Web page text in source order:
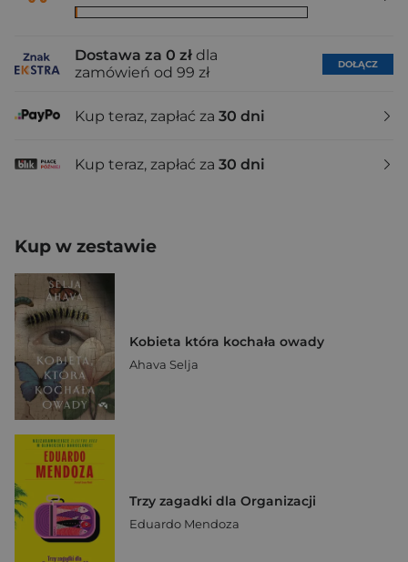
Dostawa za 0 zł dla
zamówień od 99 zł
DOŁĄCZ
Kup teraz, zapłać za 30 dni
Kup teraz, zapłać za 30 dni
Kup w zestawie
Kobieta która kochała owady
Ahava Selja
Trzy zagadki dla Organizacji
Eduardo Mendoza